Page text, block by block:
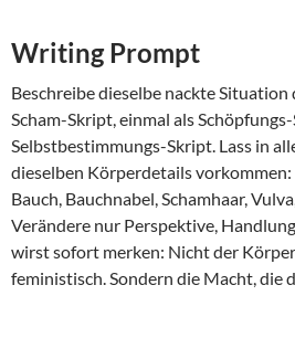
Writing Prompt
Beschreibe dieselbe nackte Situation
Scham-Skript, einmal als
Selbstbestimmungs-Skript. Lass in
dieselben Körperdetails
Bauch, Bauchnabel, Schamhaar,
Verändere nur Perspektive,
wirst sofort merken: Nicht der
feministisch. Sondern die Macht, die